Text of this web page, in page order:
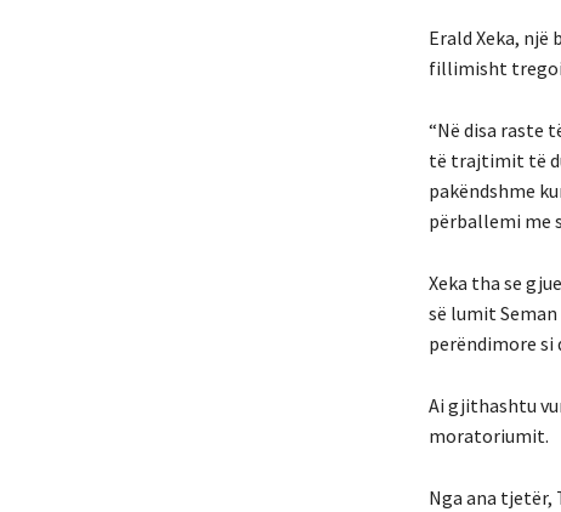
Erald Xeka,
fillimisht tregoi
“Në disa raste
të trajtimit të
pakëndshme
përballemi me
Xeka tha se
së lumit
perëndimore si
Ai gjithashtu
moratoriumit.
Nga ana tjetër,